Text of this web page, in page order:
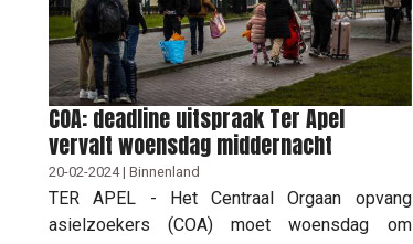
COA: deadline uitspraak Ter Apel
vervalt woensdag middernacht
20-02-2024 | Binnenland
TER APEL - Het Centraal Orgaan opvang
asielzoekers (COA) moet woensdag om